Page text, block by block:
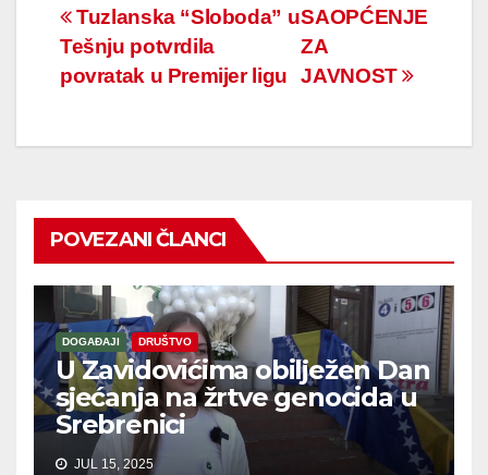
Navigacija
članaka
SAOPĆENJE
ZA
JAVNOST
Tuzlanska “Sloboda” u
Tešnju potvrdila
povratak u Premijer ligu
POVEZANI ČLANCI
DOGAĐAJI DRUŠTVO
U Zavidovićima obilježen Dan
sjećanja na žrtve genocida u
Srebrenici
JUL 15, 2025